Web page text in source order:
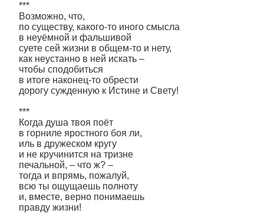
***
Возможно, что,
по существу, какого-то иного смысла
в неуёмной и фальшивой
суете сей жизни в общем-то и нету,
как неустанно в ней искать –
чтобы сподобиться
в итоге наконец-то обрести
дорогу сужденную к Истине и Свету!
***
Когда душа твоя поёт
в горниле яростного боя ли,
иль в дружеском кругу
и не кручинится на тризне
печальной, – что ж? –
тогда и впрямь, пожалуй,
всю ты ощущаешь полноту
и, вместе, верно понимаешь
правду жизни!